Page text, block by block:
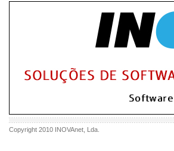
Copyright 2010 INOVAnet , Lda.